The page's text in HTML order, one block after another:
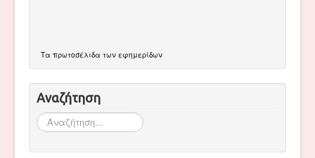
Τα πρωτοσέλιδα των εφημερίδων
Αναζήτηση
Αναζήτηση...